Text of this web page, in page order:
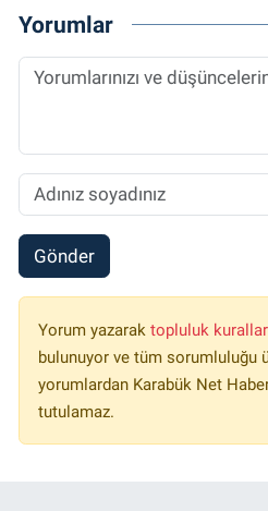
Yorumlar
Gönder
Yorum yazarak topluluk
bulunuyor ve tüm sorumluluğu
yorumlardan Karabük Net
tutulamaz.